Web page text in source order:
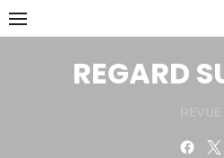
Skip
to
REGARD